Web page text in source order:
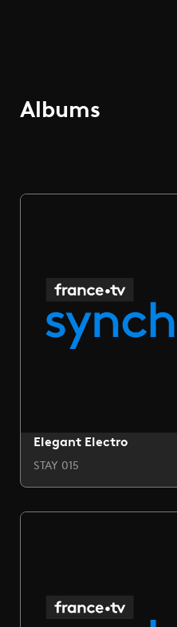
Albums
Elegant Electro
STAY 015